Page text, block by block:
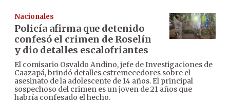
Nacionales
Policía afirma que detenido
confesó el crimen de Roselín
y dio detalles escalofriantes
El comisario Osvaldo Andino, jefe de Investigaciones de
Caazapá, brindó detalles estremecedores sobre el
asesinato de la adolescente de 14 años. El principal
sospechoso del crimen es un joven de 21 años que
habría confesado el hecho.